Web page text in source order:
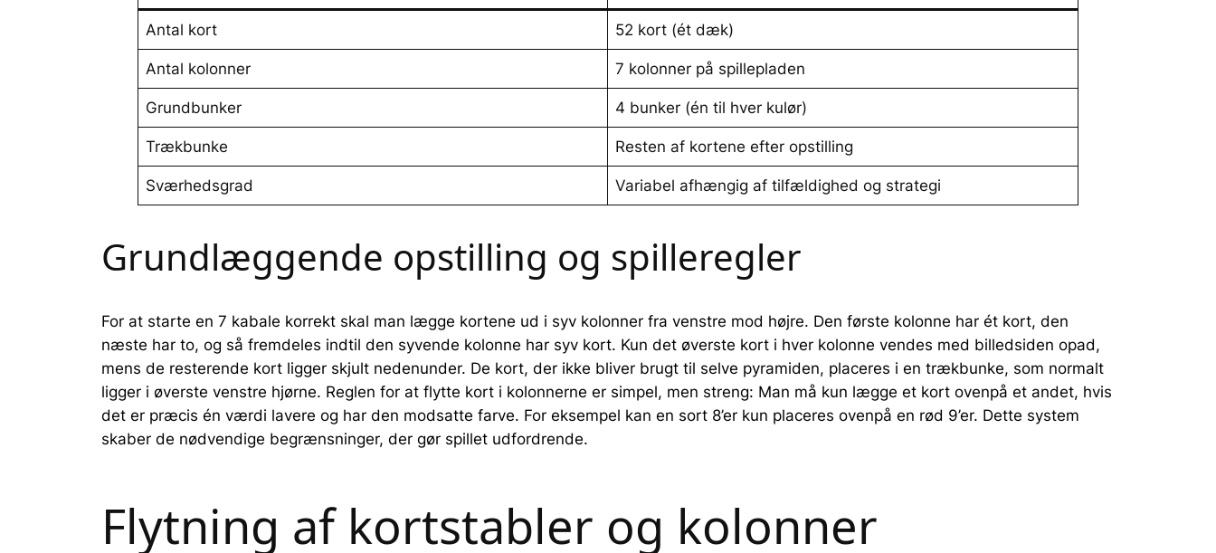
Antal kort 52 kort (ét dæk)
Antal kolonner 7 kolonner på spillepladen
Grundbunker 4 bunker (én til hver kulør)
Trækbunke Resten af kortene efter opstilling
Sværhedsgrad Variabel afhængig af tilfældighed og strategi
Grundlæggende opstilling og spilleregler
For at starte en 7 kabale korrekt skal man lægge kortene ud i syv kolonner fra venstre mod højre. Den første kolonne har ét kort, den
næste har to, og så fremdeles indtil den syvende kolonne har syv kort. Kun det øverste kort i hver kolonne vendes med billedsiden opad,
mens de resterende kort ligger skjult nedenunder. De kort, der ikke bliver brugt til selve pyramiden, placeres i en trækbunke, som normalt
ligger i øverste venstre hjørne. Reglen for at flytte kort i kolonnerne er simpel, men streng: Man må kun lægge et kort ovenpå et andet, hvis
det er præcis én værdi lavere og har den modsatte farve. For eksempel kan en sort 8’er kun placeres ovenpå en rød 9’er. Dette system
skaber de nødvendige begrænsninger, der gør spillet udfordrende.
Flytning af kortstabler og kolonner